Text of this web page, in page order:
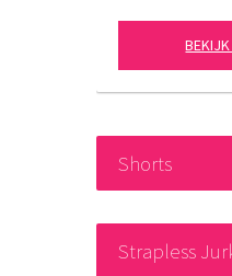
Shorts
Strapless